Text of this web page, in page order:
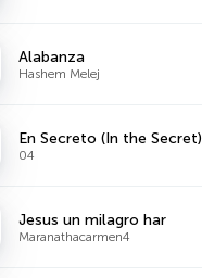
Alabanza
Hashem Melej
En Secreto (In the Secret)
04
Jesus un milagro har
Maranathacarmen4